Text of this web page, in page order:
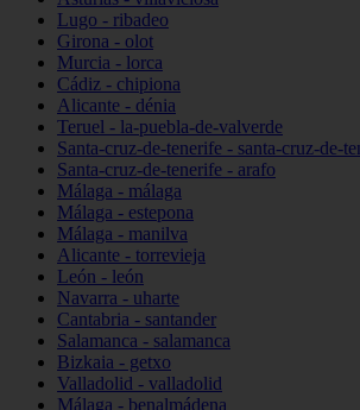
Lugo - ribadeo
Girona - olot
Murcia - lorca
Cádiz - chipiona
Alicante - dénia
Teruel - la-puebla-de-valverde
Santa-cruz-de-tenerife - santa-cruz-de-
Santa-cruz-de-tenerife - arafo
Málaga - málaga
Málaga - estepona
Málaga - manilva
Alicante - torrevieja
León - león
Navarra - uharte
Cantabria - santander
Salamanca - salamanca
Bizkaia - getxo
Valladolid - valladolid
Málaga - benalmádena